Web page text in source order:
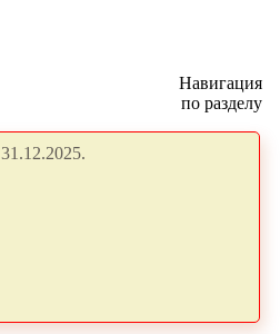
Навигация
по разделу